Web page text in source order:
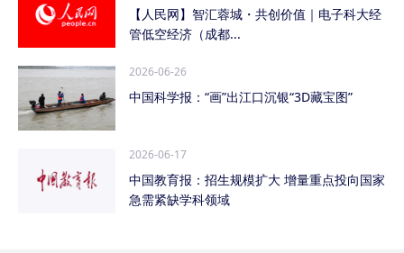
【人民网】智汇蓉城・共创价值｜电子科大经
管低空经济（成都...
2026-06-26
中国科学报：“画”出江口沉银“3D藏宝图”
2026-06-17
中国教育报：招生规模扩大 增量重点投向国家
急需紧缺学科领域